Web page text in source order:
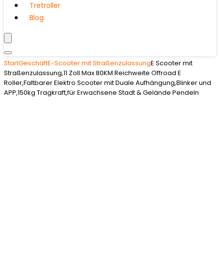
Tretroller
Blog
StartGeschäftE-Scooter mit StraßenzulassungE Scooter mit
Straßenzulassung,11 Zoll Max 80KM Reichweite Offroad E
Roller,Faltbarer Elektro Scooter mit Duale Aufhängung,Blinker und
APP,150kg Tragkraft,für Erwachsene Stadt & Gelände Pendeln